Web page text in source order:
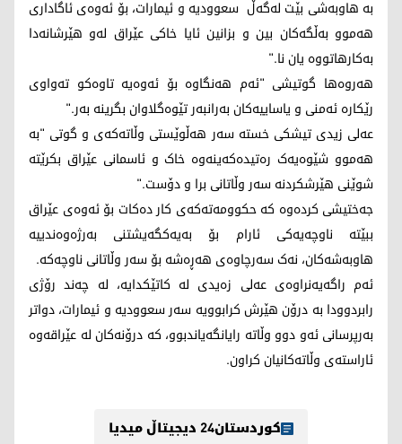
بە هاوبەشی بێت لەگەڵ سعوودیە و ئیمارات، بۆ ئەوەی ئاگاداری
هەموو بەڵگەکان بین و بزانین ئایا خاکی عێراق لەو هێرشانەدا
بەکارهاتووە یان نا."
هەروەها گوتیشی "ئەم هەنگاوە بۆ ئەوەیە تاوەکو تەواوی
رێکارە ئەمنی و یاساییەکان بەرانبەر تێوەگلاوان بگرینە بەر."
عەلی زیدی تیشکی خستە سەر هەڵوێستی وڵاتەکەی و گوتی "بە
هەموو شێوەیەک رەتیدەکەینەوە خاک و ئاسمانی عێراق بکرێتە
شوێنی هێرشکردنە سەر وڵاتانی برا و دۆست."
جەختیشی کردەوە کە حکوومەتەکەی کار دەکات بۆ ئەوەی عێراق
ببێتە ناوچەیەکی ئارام بۆ بەیەکگەیشتنی بەرژەوەندییە
هاوبەشەکان، نەک سەرچاوەی هەڕەشە بۆ سەر وڵاتانی ناوچەکە.
ئەم راگەیەنراوەی عەلی زەیدی لە کاتێکدایە، لە چەند رۆژی
رابردوودا بە درۆن هێرش کرابوویە سەر سعوودیە و ئیمارات، دواتر
بەرپرسانی ئەو دوو وڵاتە رایانگەیاندبوو، کە درۆنەکان لە عێراقەوە
ئاراستەی وڵاتەکانیان کراون.
کوردستان24 دیجیتاڵ میدیا